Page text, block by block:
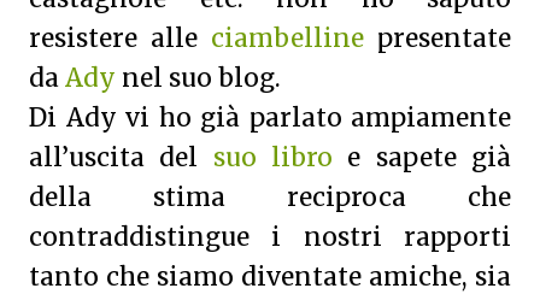
resistere alle ciambelline presentate
daAdy nel suo blog.
Di Ady vi ho già parlato ampiamente
all’uscita del suo libro e sapete già
della stima reciproca che
contraddistingue i nostri rapporti
tanto che siamo diventate amiche, sia